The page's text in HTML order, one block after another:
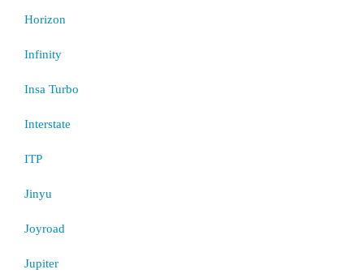
Horizon
Infinity
Insa Turbo
Interstate
ITP
Jinyu
Joyroad
Jupiter